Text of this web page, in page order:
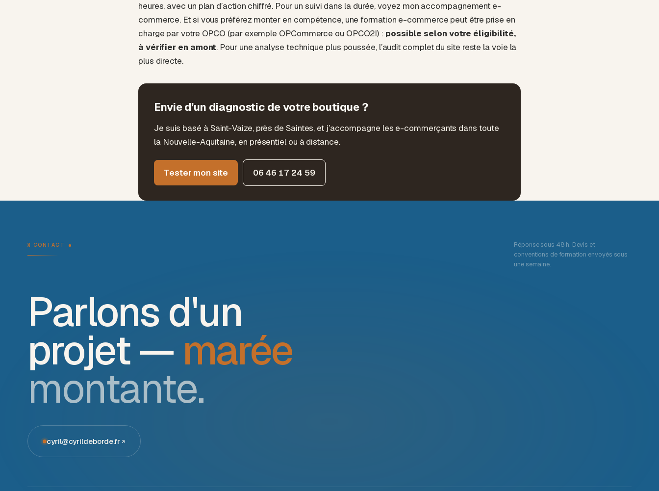
heures, avec un plan d’action chiffré. Pour un suivi dans la durée, voyez mon accompagnement e-
commerce. Et si vous préférez monter en compétence, uneformation e-commerce peut être prise en
charge par votre OPCO (par exemple OPCommerce ou OPCO2I) : possible selon votre éligibilité,
à vérifier en amont. Pour une analyse technique plus poussée, l’audit complet du site reste la voie la
plus directe.
Envie d’un diagnostic de votre boutique ?
Je suis basé à Saint-Vaize, près de Saintes, et j’accompagne les e-commerçants dans toute
la Nouvelle-Aquitaine, en présentiel ou à distance.
Tester mon site 06 46 17 24 59
§ CONTACT
Réponse sous 48 h. Devis et
conventions de formation envoyés sous
une semaine.
Parlons d'un
projet — marée
montante.
cyril@cyrildeborde.fr